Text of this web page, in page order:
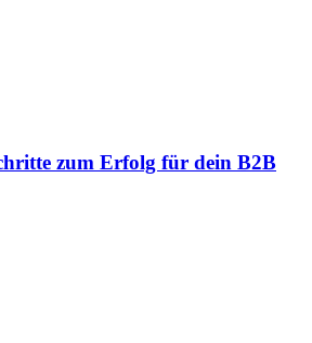
zum Erfolg für dein B2B